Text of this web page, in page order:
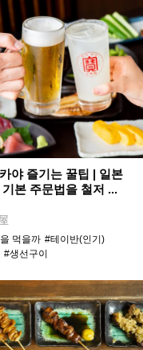
야 즐기는 꿀팁 | 일본
기본 주문법을 철저 ...
먹을까 #테이반(인기)
#생선구이